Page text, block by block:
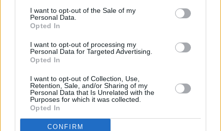
I want to opt-out of the Sale of my
Personal Data.
Opted In
I want to opt-out of processing my
Personal Data for Targeted Advertising.
Opted In
I want to opt-out of Collection, Use,
Retention, Sale, and/or Sharing of my
Personal Data that Is Unrelated with the
Purposes for which it was collected.
Opted In
CONFIRM
Lanzarote Larnaka Lefkas
Linköping
Los Angeles
Lund
Mangalia Marseille
Mexico City
Miami